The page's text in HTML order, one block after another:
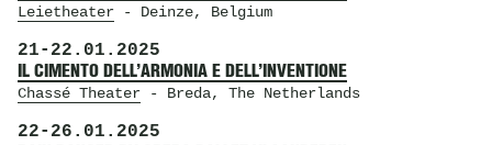
Leietheater- Deinze, Belgium
21- 22.01.2025
IL CIMENTO DELL’ARMONIA E DELL’INVENTIONE
Chassé Theater- Breda, The Netherlands
22- 26.01.2025